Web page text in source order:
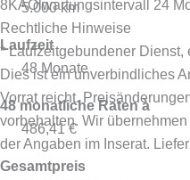
8KAÖlwartungsintervall 24
Rechtliche Hinweise
* Laufzeitgebundener Dienst,
Dies ist ein unverbindliches
Vorrat reicht.
vorbehalten. Wir
der Angaben im Inserat.
5.000 km
Laufzeit
48 Monate
48 monatliche Raten à
486,41 €
Gesamtpreis